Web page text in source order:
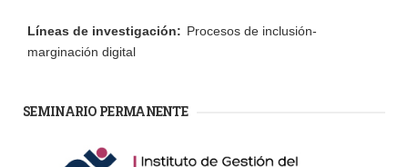
Líneas de investigación: Procesos de inclusión-
marginación digital
SEMINARIO PERMANENTE